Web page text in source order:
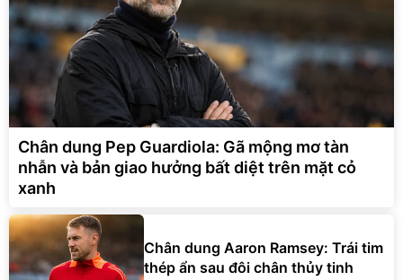
Chân dung Pep Guardiola: Gã mộng mơ tàn
nhẫn và bản giao hưởng bất diệt trên mặt cỏ
xanh
Chân dung Aaron Ramsey: Trái tim
thép ẩn sau đôi chân thủy tinh